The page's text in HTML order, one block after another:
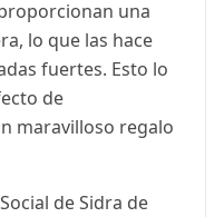
una
lo que las hace
fuertes. Esto lo
de
maravilloso regalo
de Sidra de